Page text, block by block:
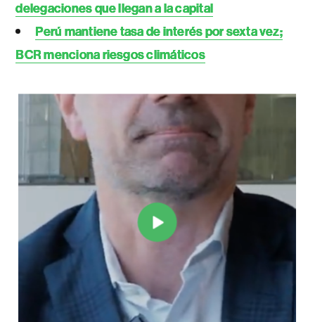
delegaciones que llegan a la capital
Perú mantiene tasa de interés por sexta vez;
BCR menciona riesgos climáticos